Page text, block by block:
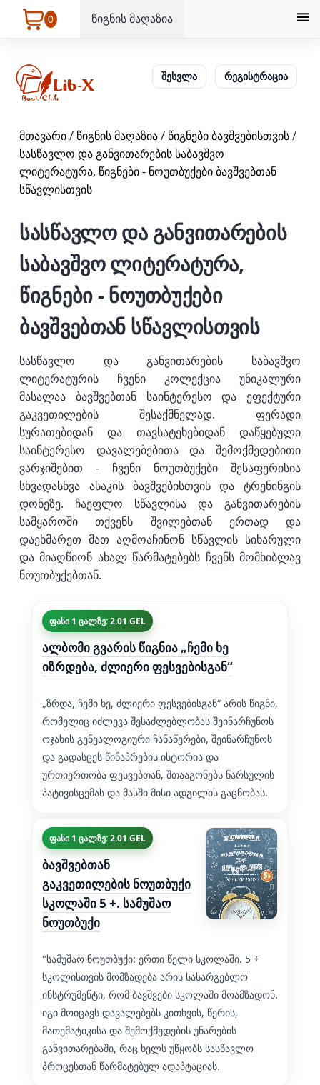
0 წიგნის მაღაზია
შესვლა რეგისტრაცია
მთავარი/ წიგნის მაღაზია/ წიგნები ბავშვებისთვის/
სასწავლო და განვითარების საბავშვო
ლიტერატურა, წიგნები - ნოუთბუქები ბავშვებთან
სწავლისთვის
სასწავლო და განვითარების
საბავშვო ლიტერატურა,
წიგნები - ნოუთბუქები
ბავშვებთან სწავლისთვის
სასწავლო და განვითარების საბავშვო
ლიტერატურის ჩვენი კოლექცია უნიკალური
მასალაა ბავშვებთან საინტერესო და ეფექტური
გაკვეთილების შესაქმნელად. ფერადი
სურათებიდან და თავსატეხებიდან დაწყებული
საინტერესო დავალებებითა და შემოქმედებითი
ვარჯიშებით - ჩვენი ნოუთბუქები შესაფერისია
სხვადასხვა ასაკის ბავშვებისთვის და ტრენინგის
დონეზე. ჩაეფლო სწავლისა და განვითარების
სამყაროში თქვენს შვილებთან ერთად და
დაეხმარეთ მათ აღმოაჩინონ სწავლის სიხარული
და მიაღწიონ ახალ წარმატებებს ჩვენს მომხიბლავ
ნოუთბუქებთან.
ფასი 1 ცალზე: 2.01 GEL
ალბომი გვარის წიგნია „ჩემი ხე
იზრდება, ძლიერი ფესვებისგან“
„ზრდა, ჩემი ხე, ძლიერი ფესვებისგან“ არის წიგნი,
რომელიც იძლევა შესაძლებლობას შეინარჩუნოს
ოჯახის გენეალოგიური ჩანაწერები, შეინარჩუნოს
და გადასცეს წინაპრების ისტორია და
ურთიერთობა ფესვებთან, შთააგონებს წარსულის
პატივისცემას და მასში მისი ადგილის გაცნობას.
ფასი 1 ცალზე: 2.01 GEL
ბავშვებთან
გაკვეთილების ნოუთბუქი
სკოლაში 5 +. სამუშაო
ნოუთბუქი
"სამუშაო ნოუთბუქი: ერთი წელი სკოლაში. 5 +
სკოლისთვის მომზადება არის სასარგებლო
ინსტრუმენტი, რომ ბავშვები სკოლაში მოამზადონ.
იგი მოიცავს დავალებებს კითხვის, წერის,
მათემატიკისა და შემოქმედების უნარების
განვითარებაში, რაც ხელს უწყობს სასწავლო
პროცესთან წარმატებულ ადაპტაციას.